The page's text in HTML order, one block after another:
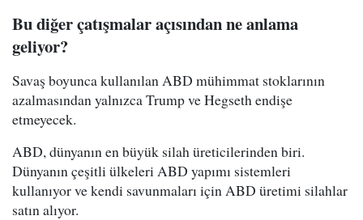
Bu diğer çatışmalar açısından ne anlama
geliyor?
Savaş boyunca kullanılan ABD mühimmat stoklarının
azalmasından yalnızca Trump ve Hegseth endişe
etmeyecek.
ABD, dünyanın en büyük silah üreticilerinden biri.
Dünyanın çeşitli ülkeleri ABD yapımı sistemleri
kullanıyor ve kendi savunmaları için ABD üretimi silahlar
satın alıyor.